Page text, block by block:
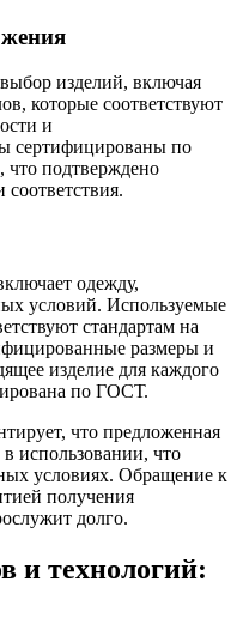
изделий, включая
которые соответствуют
и
сертифицированы по
что подтверждено
одежду,
условий. Используемые
стандартам на
размеры и
изделие для каждого
по ГОСТ.
что предложенная
использовании, что
условиях. Обращение к
получения
долго.
и технологий: